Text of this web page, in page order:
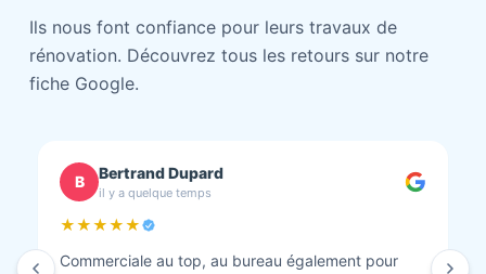
Ils nous font confiance pour leurs travaux de
rénovation. Découvrez tous les retours sur notre
fiche Google.
C chantal BOURBONNAIS
il y a quelque temps
★★★★★
Isolation combles et rénovation façade réalisés.